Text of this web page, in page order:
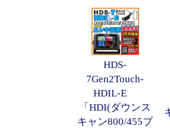
HDS-
7Gen2Touch-
HDIL-E
「HDI(ダウンス
キャン800/455ブ